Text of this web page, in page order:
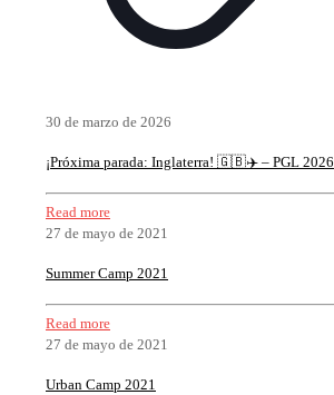
30 de marzo de 2026
¡Próxima parada: Inglaterra! 🇬🇧✈️ – PGL 2026
Read more
27 de mayo de 2021
Summer Camp 2021
Read more
27 de mayo de 2021
Urban Camp 2021